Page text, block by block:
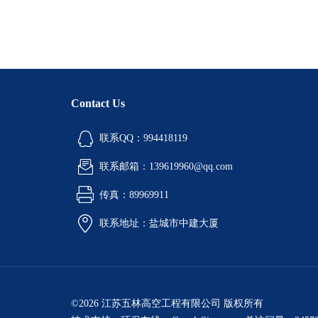
Contact Us
联系QQ：994418119
联系邮箱：139619960@qq.com
传真：89969911
联系地址：盐城市中建大厦
©2026 江苏五林高空工程有限公司 版权所有